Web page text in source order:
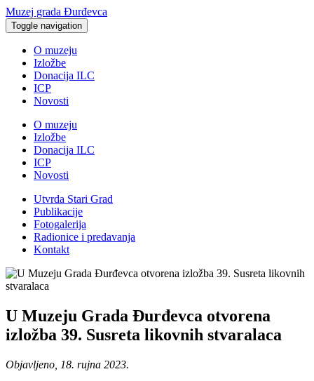
Muzej grada Đurđevca
Toggle navigation
O muzeju
Izložbe
Donacija ILC
ICP
Novosti
O muzeju
Izložbe
Donacija ILC
ICP
Novosti
Utvrda Stari Grad
Publikacije
Fotogalerija
Radionice i predavanja
Kontakt
U Muzeju Grada Đurđevca otvorena
izložba 39. Susreta likovnih stvaralaca
Objavljeno, 18. rujna 2023.